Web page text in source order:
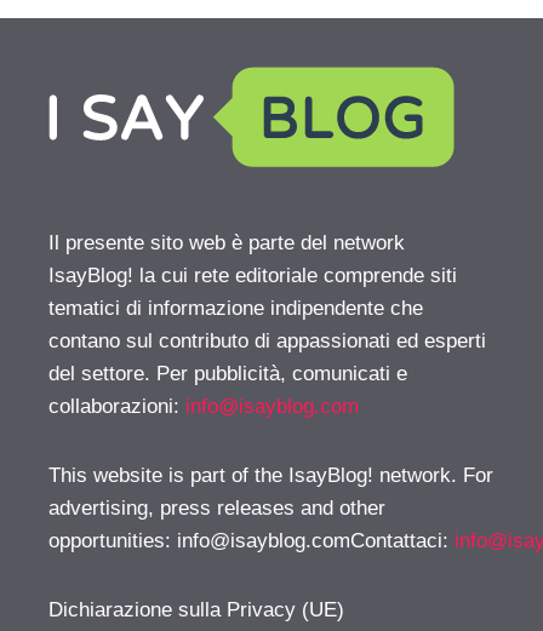
Il presente sito web è parte del network
IsayBlog! la cui rete editoriale comprende siti
tematici di informazione indipendente che
contano sul contributo di appassionati ed esperti
del settore. Per pubblicità, comunicati e
collaborazioni: info@isayblog.com
This website is part of the IsayBlog! network. For
advertising, press releases and other
opportunities: info@isayblog.comContattaci:
Dichiarazione sulla Privacy (UE)